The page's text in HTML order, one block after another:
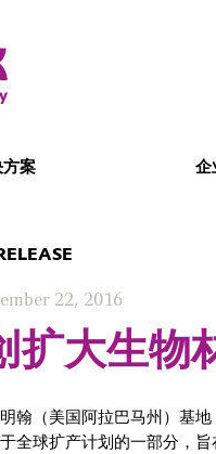
案 企
22, 2016
扩大生物
翰（美国阿拉巴马州）基
全球扩产计划的一部分，